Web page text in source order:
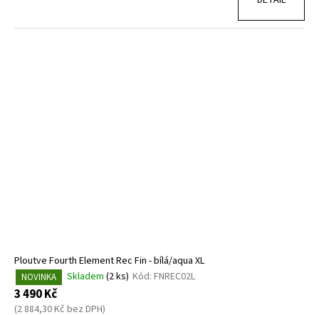
Ploutve Fourth Element Rec Fin - bílá/aqua XL
NOVINKA Skladem (2 ks) Kód: FNREC02L
3 490 Kč
(2 884,30 Kč bez DPH)